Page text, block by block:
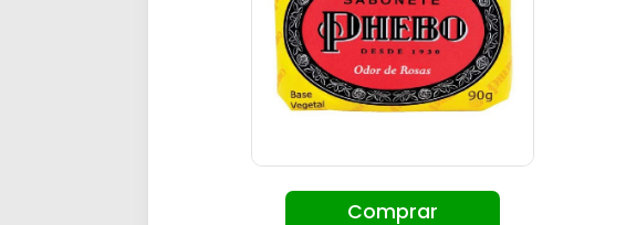
Comprar